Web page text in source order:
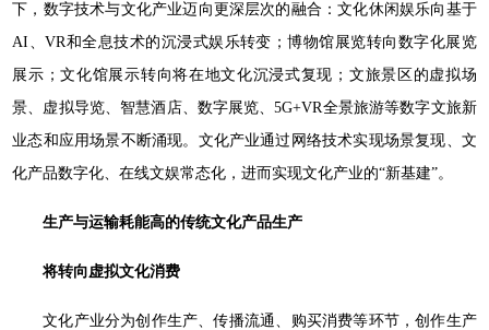
下，数字技术与文化产业迈向更深层次的融合：文化休闲娱乐向基于
AI、VR和全息技术的沉浸式娱乐转变；博物馆展览转向数字化展览
展示；文化馆展示转向将在地文化沉浸式复现；文旅景区的虚拟场
景、虚拟导览、智慧酒店、数字展览、5G+VR全景旅游等数字文旅新
业态和应用场景不断涌现。文化产业通过网络技术实现场景复现、文
化产品数字化、在线文娱常态化，进而实现文化产业的“新基建”。
生产与运输耗能高的传统文化产品生产
将转向虚拟文化消费
文化产业分为创作生产、传播流通、购买消费等环节，创作生产